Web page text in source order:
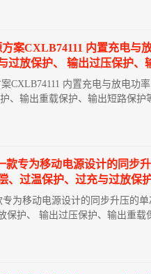
案CXLB74111 内置充电与
过放保护、 输出过压保护、
CXLB74111 内置充电与放电功
、输出重载保护、输出短路保
款专为移动电源设计的同步
、过温保护、过充与过放保
专为移动电源设计的同步升压的
保护、 输出过压保护、输出重